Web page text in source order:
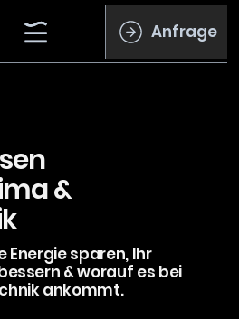
Anfrage
&
Energie sparen, Ihr
& worauf es bei
ankommt.